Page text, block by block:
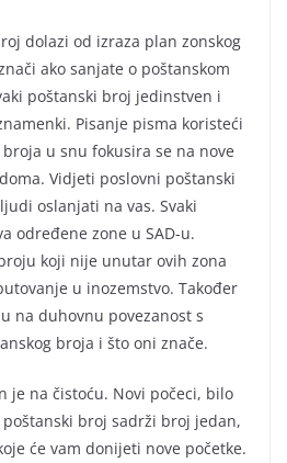
dolazi od izraza plan zonskog
ako sanjate o poštanskom
poštanski broj jedinstven i
Pisanje pisma koristeći
u snu fokusira se na nove
Vidjeti poslovni poštanski
oslanjati na vas. Svaki
određene zone u SAD-u.
koji nije unutar ovih zona
u inozemstvo. Također
na duhovnu povezanost s
broja i što oni znače.
je na čistoću. Novi počeci, bilo
broj sadrži broj jedan,
će vam donijeti nove početke.